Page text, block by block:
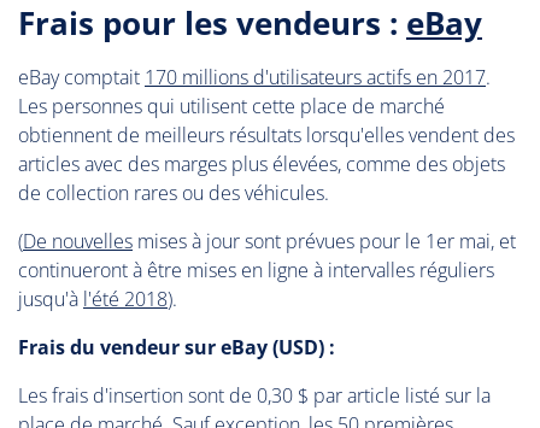
Frais pour les vendeurs : eBay
eBay comptait 170 millions d'utilisateurs actifs en 2017.
Les personnes qui utilisent cette place de marché
obtiennent de meilleurs résultats lorsqu'elles vendent des
articles avec des marges plus élevées, comme des objets
de collection rares ou des véhicules.
(De nouvelles mises à jour sont prévues pour le 1er mai, et
continueront à être mises en ligne à intervalles réguliers
jusqu'à l'été 2018).
Frais du vendeur sur eBay (USD) :
Les frais d'insertion sont de 0,30 $ par article listé sur la